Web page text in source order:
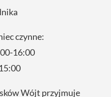
czynne:
16:00
Wójt przyjmuje